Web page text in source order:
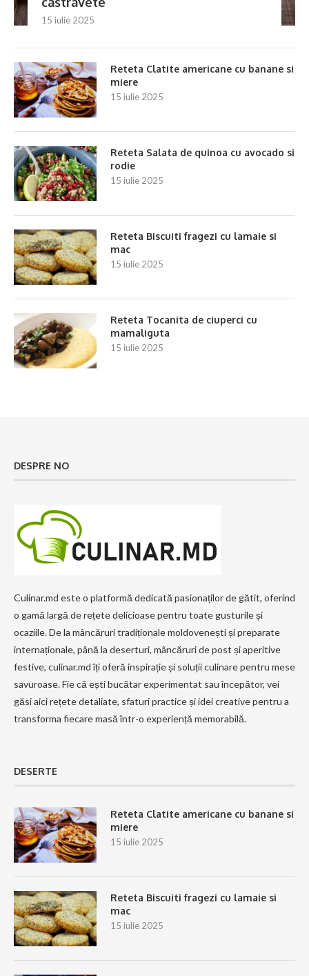
15 iulie 2025
Reteta Clatite americane cu banane si
miere
15 iulie 2025
Reteta Salata de quinoa cu avocado si
rodie
15 iulie 2025
Reteta Biscuiti fragezi cu lamaie si
mac
15 iulie 2025
Reteta Tocanita de ciuperci cu
mamaliguta
15 iulie 2025
DESPRE NO
Culinar.md este o platformă dedicată pasionaților de gătit, oferind
o gamă largă de rețete delicioase pentru toate gusturile și
ocaziile. De la mâncăruri tradiționale moldovenești și preparate
internaționale, până la deserturi, mâncăruri de post și aperitive
festive, culinar.md îți oferă inspirație și soluții culinare pentru mese
savuroase. Fie că ești bucătar experimentat sau începător, vei
găsi aici rețete detaliate, sfaturi practice și idei creative pentru a
transforma fiecare masă într-o experiență memorabilă.
DESERTE
Reteta Clatite americane cu banane si
miere
15 iulie 2025
Reteta Biscuiti fragezi cu lamaie si
mac
15 iulie 2025